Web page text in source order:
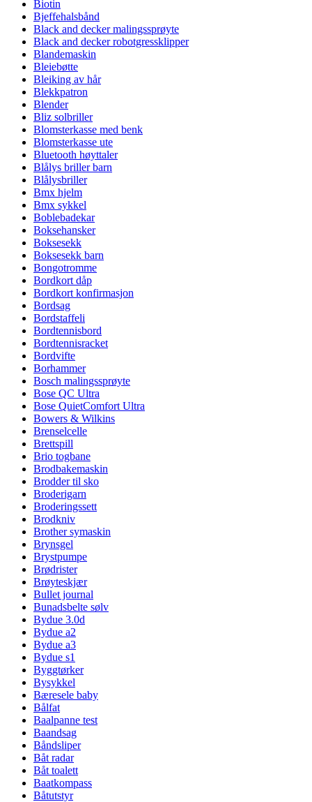
Biotin
Bjeffehalsbånd
Black and decker malingssprøyte
Black and decker robotgressklipper
Blandemaskin
Bleiebøtte
Bleiking av hår
Blekkpatron
Blender
Bliz solbriller
Blomsterkasse med benk
Blomsterkasse ute
Bluetooth høyttaler
Blålys briller barn
Blålysbriller
Bmx hjelm
Bmx sykkel
Boblebadekar
Boksehansker
Boksesekk
Boksesekk barn
Bongotromme
Bordkort dåp
Bordkort konfirmasjon
Bordsag
Bordstaffeli
Bordtennisbord
Bordtennisracket
Bordvifte
Borhammer
Bosch malingssprøyte
Bose QC Ultra
Bose QuietComfort Ultra
Bowers & Wilkins
Brenselcelle
Brettspill
Brio togbane
Brodbakemaskin
Brodder til sko
Broderigarn
Broderingssett
Brodkniv
Brother symaskin
Brynsgel
Brystpumpe
Brødrister
Brøyteskjær
Bullet journal
Bunadsbelte sølv
Bydue 3.0d
Bydue a2
Bydue a3
Bydue s1
Byggtørker
Bysykkel
Bæresele baby
Bålfat
Baalpanne test
Baandsag
Båndsliper
Båt radar
Båt toalett
Baatkompass
Båtutstyr